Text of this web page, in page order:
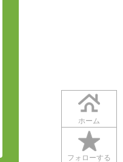
ホーム
フォローする